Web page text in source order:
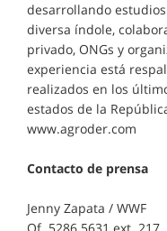
desarrollando
diversa índole,
privado, ONGs y
experiencia está
realizados en los
estados de la
www.agroder.com
Contacto de prensa
Jenny Zapata / WWF